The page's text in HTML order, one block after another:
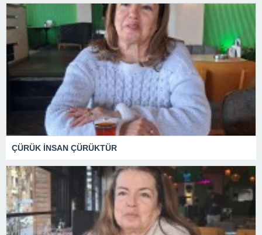
ÇÜRÜK İNSAN ÇÜRÜKTÜR